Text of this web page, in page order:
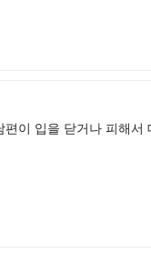
이 입을 닫거나 피해서